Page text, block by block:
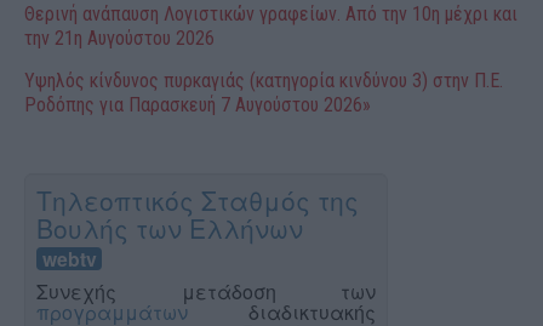
Θερινή ανάπαυση Λογιστικών γραφείων. Από την 10η μέχρι και
την 21η Αυγούστου 2026
Υψηλός κίνδυνος πυρκαγιάς (κατηγορία κινδύνου 3) στην Π.Ε.
Ροδόπης για Παρασκευή 7 Αυγούστου 2026»